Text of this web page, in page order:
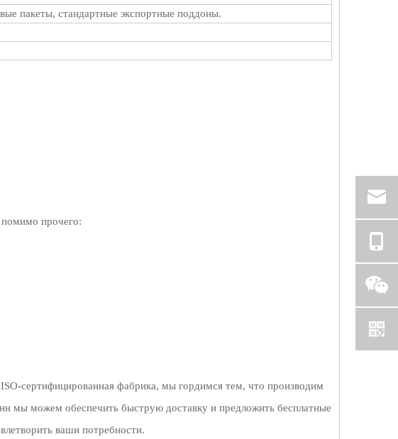
пакеты, стандартные экспортные поддоны.
прочего:
сертифицированная фабрика, мы гордимся тем, что производим
мы можем обеспечить быструю доставку и предложить бесплатные
ваши потребности.